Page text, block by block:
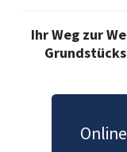
Ihr Weg zur